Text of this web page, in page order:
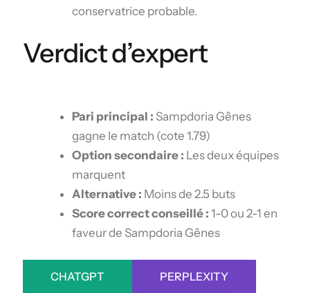
conservatrice probable.
Verdict d’expert
Pari principal : Sampdoria Gênes
gagne le match (cote 1.79)
Option secondaire : Les deux équipes
marquent
Alternative : Moins de 2.5 buts
Score correct conseillé : 1-0 ou 2-1 en
faveur de Sampdoria Gênes
CHATGPT PERPLEXITY